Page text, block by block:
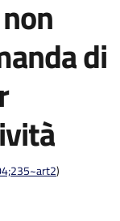
di
)